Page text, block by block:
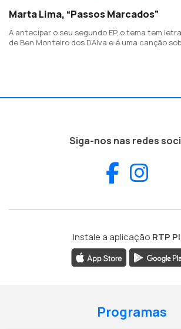
Marta Lima, “Passos Marcados”
A antecipar o seu segundo EP, o tema tem
de Ben Monteiro dos D’Alva e é uma canção
Siga-nos nas redes
Instale a aplicação RTP
Programas